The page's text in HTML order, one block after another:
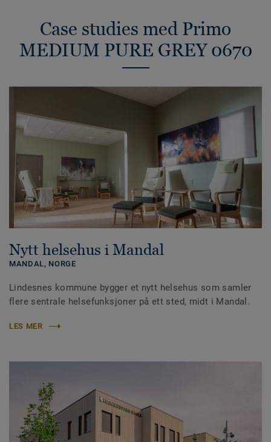
Case studies med Primo
MEDIUM PURE GREY 0670
Nytt helsehus i Mandal
MANDAL, NORGE
Lindesnes kommune bygger et nytt helsehus som samler
flere sentrale helsefunksjoner på ett sted, midt i Mandal.
LES MER